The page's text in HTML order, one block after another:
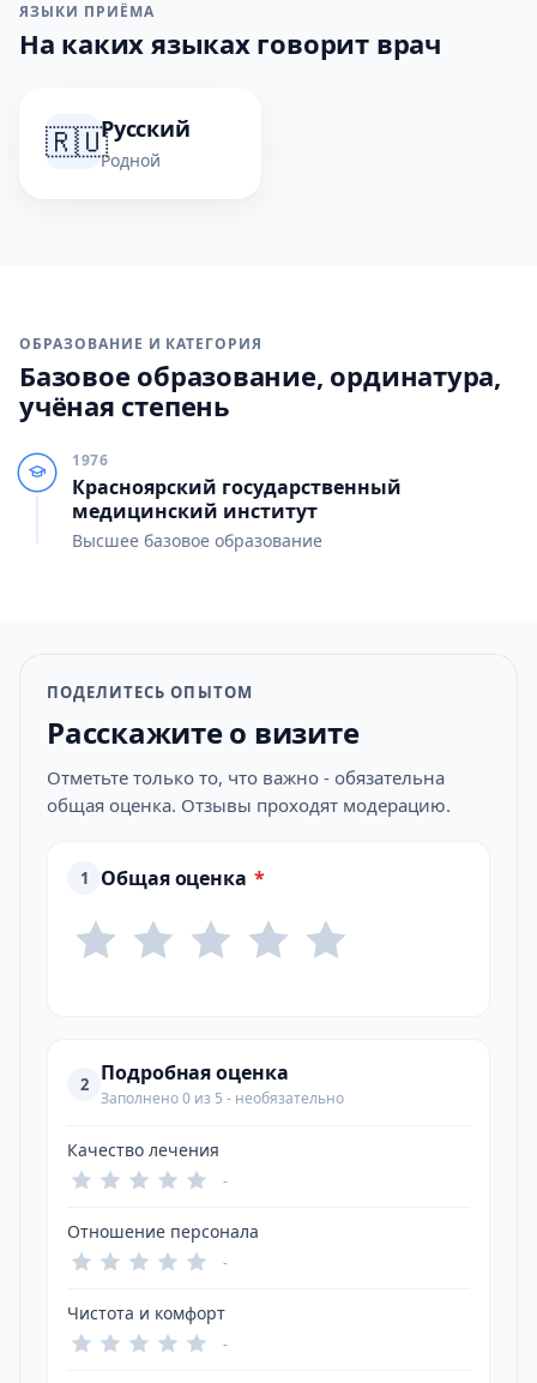
ЯЗЫКИ ПРИЁМА
На каких языках говорит врач
🇷🇺Русский
Родной
ОБРАЗОВАНИЕ И КАТЕГОРИЯ
Базовое образование, ординатура,
учёная степень
1976
Красноярский государственный
медицинский институт
Высшее базовое образование
ПОДЕЛИТЕСЬ ОПЫТОМ
Расскажите о визите
Отметьте только то, что важно - обязательна
общая оценка. Отзывы проходят модерацию.
1 Общая оценка *
2 Подробная оценка
Заполнено 0 из 5 - необязательно
Качество лечения
-
Отношение персонала
-
Чистота и комфорт
-